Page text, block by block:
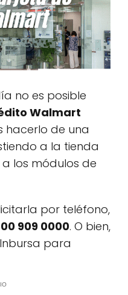
no es posible
Walmart
hacerlo de una
a la tienda
los módulos de
por teléfono,
909 0000. O bien,
para